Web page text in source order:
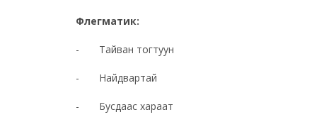
Флегматик:
- Тайван тогтуун
- Найдвартай
- Бусдаас хараат